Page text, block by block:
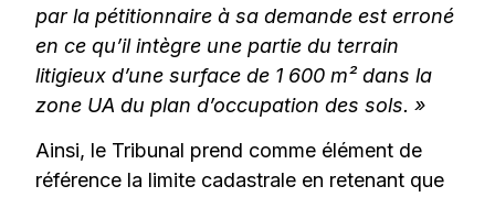
par la pétitionnaire à sa demande est erroné
en ce qu’il intègre une partie du terrain
litigieux d’une surface de 1 600 m² dans la
zone UA du plan d’occupation des sols. »
Ainsi, le Tribunal prend comme élément de
référence la limite cadastrale en retenant que